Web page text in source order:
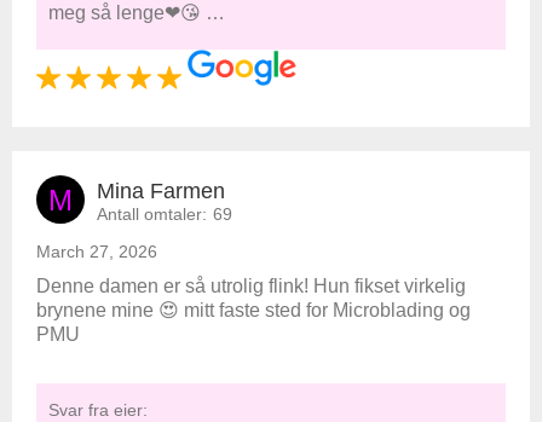
meg så lenge❤😘 …
M Mina Farmen
Antall omtaler: 69
March 27, 2026
Denne damen er så utrolig flink! Hun fikset virkelig
brynene mine 😍 mitt faste sted for Microblading og
PMU
Svar fra eier: